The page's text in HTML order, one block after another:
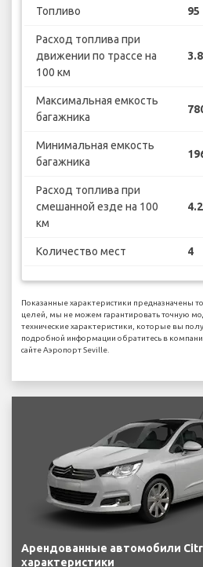
Топливо 95
Расход топлива при
движении по трассе на
100 км
Максимальная емкость
багажника
Минимальная емкость
багажника
Расход топлива при
смешанной езде на 100
км
Количество мест 4
Показанные характеристики предназначены
целей, мы не можем гарантировать точную
технические характеристики, которые вы
подробной информации обратитесь в
сайте Аэропорт Seville.
Арендованные автомобили
характеристики